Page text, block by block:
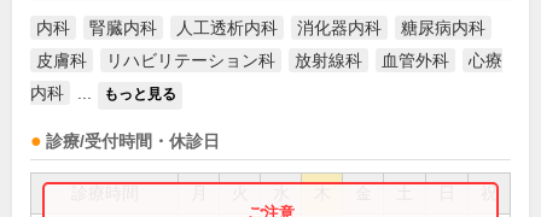
内科 腎臓内科 人工透析内科 消化器内科
糖尿病内科
皮膚科
リハビリテーション科 放射線科 血管外科
心療
内科
もっと見る
診療/受付時間・休診日
祝